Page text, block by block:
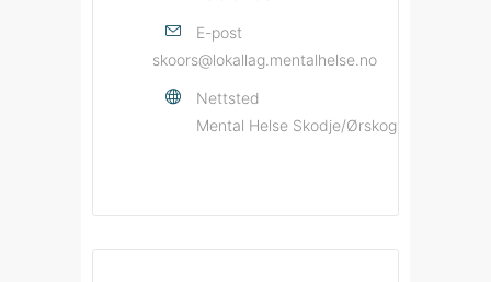
E-post
skoors@lokallag.mentalhelse.no
Nettsted
Mental Helse Skodje/Ørskog